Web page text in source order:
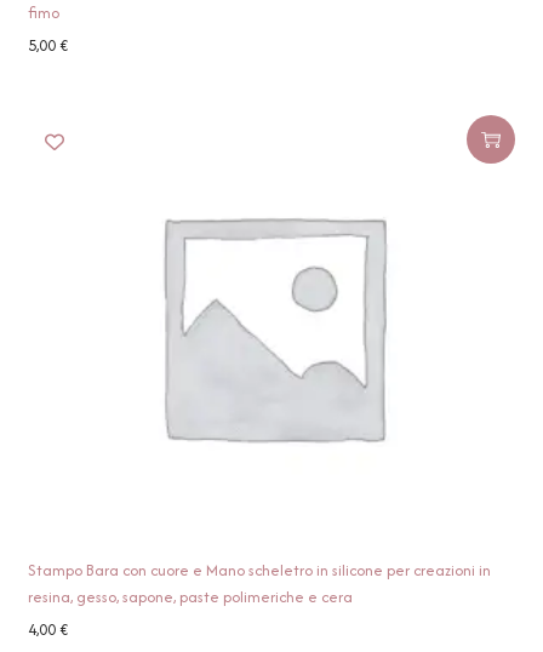
fimo
5,00€
Stampo Bara con cuore e Mano scheletro in silicone per creazioni in
resina, gesso, sapone, paste polimeriche e cera
4,00€